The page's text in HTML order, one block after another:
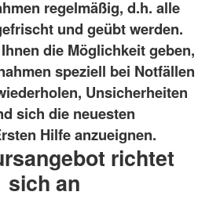
regelmäßig, d.h. alle
und geübt werden.
die Möglichkeit geben,
speziell bei Notfällen
Unsicherheiten
sich die neuesten
Hilfe anzueignen.
richtet
sich an